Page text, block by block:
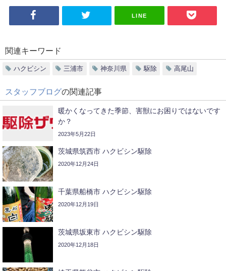
LINE
関連キーワード
ハクビシン 三浦市 神奈川県 駆除 高尾山
スタッフブログの関連記事
暖かくなってきた季節、害獣にお困りではないです
か？
2023年5月22日
茨城県筑西市 ハクビシン駆除
2020年12月24日
千葉県船橋市 ハクビシン駆除
2020年12月19日
茨城県坂東市 ハクビシン駆除
2020年12月18日